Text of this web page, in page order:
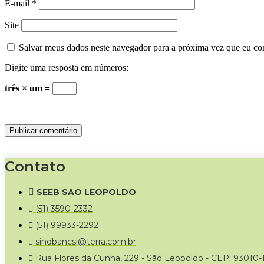
E-mail *
Site
Salvar meus dados neste navegador para a próxima vez que eu
Digite uma resposta em números:
três × um =
Contato
SEEB SAO LEOPOLDO
(51) 3590-2332
(51) 99933-2292
sindbancsl@terra.com.br
Rua Flores da Cunha, 229 - São Leopoldo - CEP: 93010-